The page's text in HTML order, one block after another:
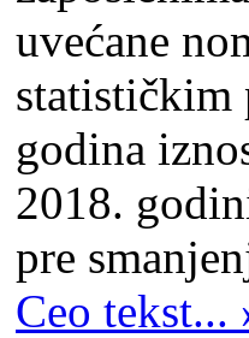
uvećane
statističkim
godina
2018.
pre
Ceo tekst...